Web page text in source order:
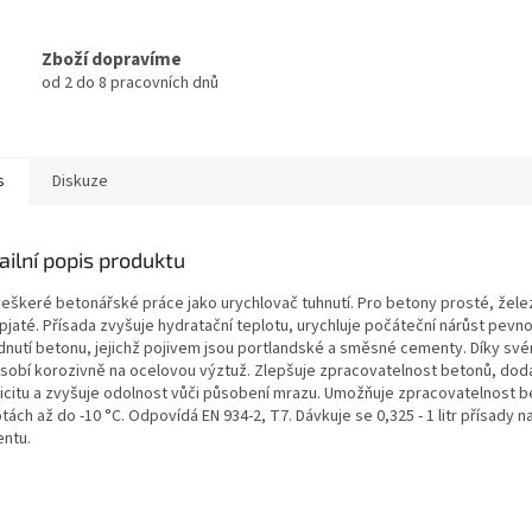
Zboží dopravíme
od 2 do 8 pracovních dnů
Diskuze
popis produktu
betonářské práce jako urychlovač tuhnutí. Pro betony prosté,
Přísada zvyšuje hydratační teplotu, urychluje počáteční nárůst
betonu, jejichž pojivem jsou portlandské a směsné cementy. Díky
korozivně na ocelovou výztuž. Zlepšuje zpracovatelnost betonů,
a zvyšuje odolnost vůči působení mrazu. Umožňuje zpracovatelnost
až do -10 °C. Odpovídá EN 934-2, T7. Dávkuje se 0,325 - 1 litr přísady